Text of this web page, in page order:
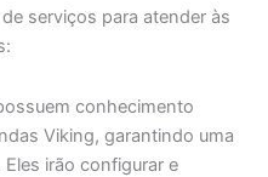
serviços para atender às
conhecimento
Viking, garantindo uma
irão configurar e